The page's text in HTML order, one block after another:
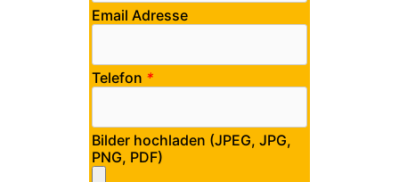
Email Adresse
Telefon *
Bilder hochladen (JPEG, JPG,
PNG, PDF)